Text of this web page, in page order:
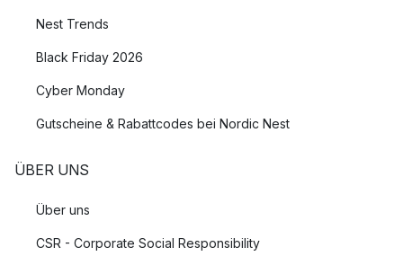
Nest Trends
Black Friday 2026
Cyber Monday
Gutscheine & Rabattcodes bei Nordic Nest
ÜBER UNS
Über uns
CSR - Corporate Social Responsibility